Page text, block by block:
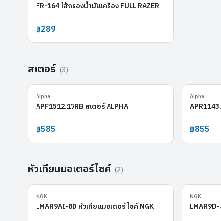
FR-164 ไส้กรองน้ำมันเครื่อง FULL RAZER
฿289
สเตอร์ (3)
Alpha
APF1512.17RB สเตอร์ ALPHA
฿585
Alpha
฿855
หัวเทียนมอเตอร์ไซค์ (2)
NGK
LMAR9AI-8D หัวเทียนมอเตอร์ไซค์ NGK
NGK